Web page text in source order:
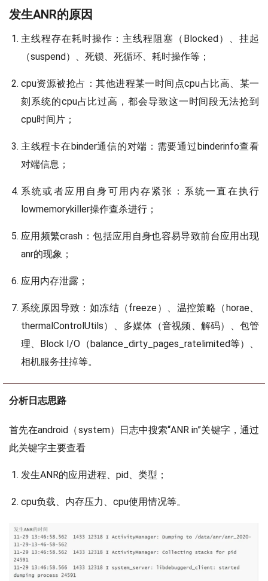
发生ANR的原因
主线程存在耗时操作：主线程阻塞（Blocked）、挂起
（suspend）、死锁、死循环、耗时操作等；
cpu资源被抢占：其他进程某一时间点cpu占比高、某一
刻系统的cpu占比过高，都会导致这一时间段无法抢到
cpu时间片；
主线程卡在binder通信的对端：需要通过binderinfo查看
对端信息；
系统或者应用自身可用内存紧张：系统一直在执行
lowmemorykiller操作查杀进行；
应用频繁crash：包括应用自身也容易导致前台应用出现
anr的现象；
应用内存泄露；
系统原因导致：如冻结（freeze）、温控策略（horae、
thermalControlUtils）、多媒体（音视频、解码）、包管
理、Block I/O（balance_dirty_pages_ratelimited等）、
相机服务挂掉等。
分析日志思路
首先在android（system）日志中搜索“ANR in”关键字，通过
此关键字主要查看
发生ANR的应用进程、pid、类型；
cpu负载、内存压力、cpu使用情况等。